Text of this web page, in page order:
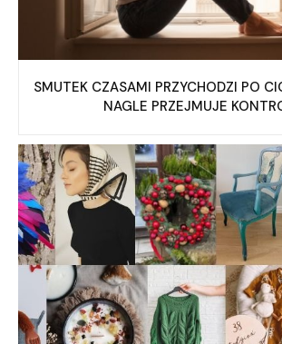
SMUTEK CZASAMI PRZYCHODZI PO
NAGLE PRZEJMUJE